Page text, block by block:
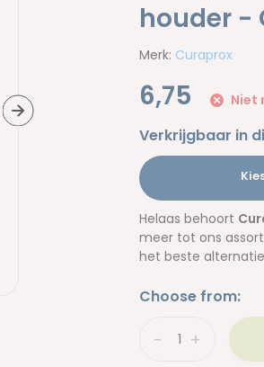
houder -
Merk: Curaprox
6,75 Niet
Verkrijgbaar in
Helaas behoort
meer tot ons
het beste
Choose from:
+
-